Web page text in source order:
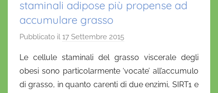
staminali adipose più propense ad
accumulare grasso
Pubblicato il 17 Settembre 2015
D
a
n
Le cellule staminali del grasso viscerale degli
obesi sono particolarmente ‘vocate’ all’accumulo
di grasso, in quanto carenti di due enzimi, SIRT1 e